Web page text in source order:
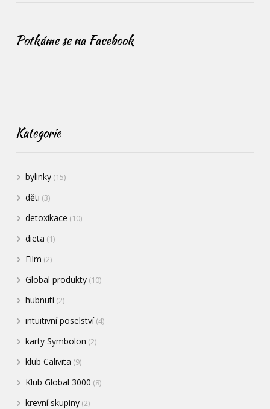
Potkáme se na Facebook
Kategorie
bylinky (15)
děti (3)
detoxikace (10)
dieta (1)
Film (2)
Global produkty (10)
hubnutí(2)
intuitivní poselství(4)
karty Symbolon (2)
klub Calivita (9)
Klub Global 3000 (8)
krevní skupiny (2)